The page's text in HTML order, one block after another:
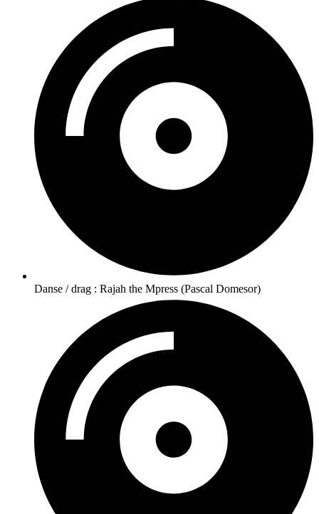
Danse / drag : Rajah the Mpress (Pascal Domesor)